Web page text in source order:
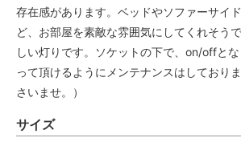
存在感があります。ベッドやソファーサイ
ど、お部屋を素敵な雰囲気にしてくれそう
しい灯りです。ソケットの下で、on/offと
って頂けるようにメンテナンスはしており
さいませ。）
サイズ